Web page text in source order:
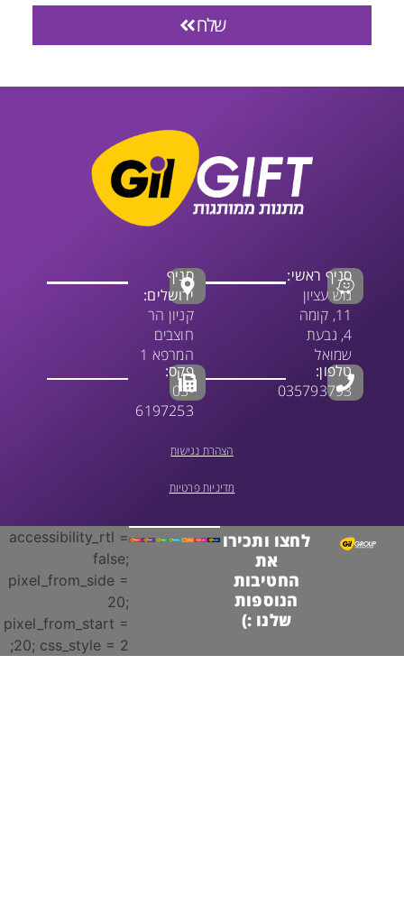
סניף ראשי:
גוש עציון
11, קומה
ירושלים:
טלפון:
035793793
6197253
הצהרת נגישות
מדיניות פרטיות
לחצו ותכירו
החטיבות
הנוספות
שלנו :)
accessibility_rtl =
pixel_from_side =
pixel_from_start =
20; css_style = 2;